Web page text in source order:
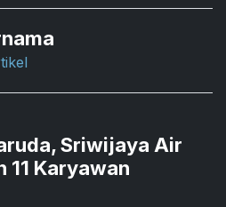
Sriwijaya Air
11 Karyawan